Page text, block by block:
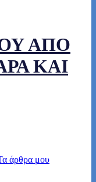
ΑΠΟ
ΚΑΙ
άρθρα μου